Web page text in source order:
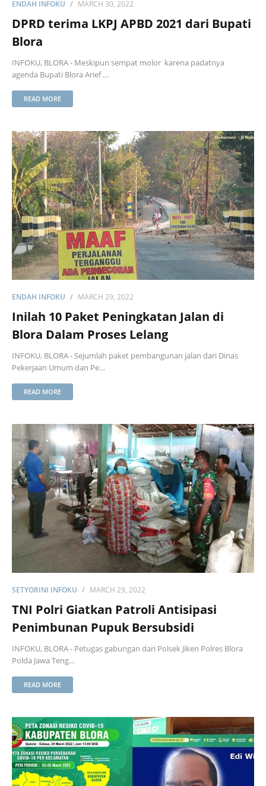
ENDAH INFOKU MARCH 30, 2022
DPRD terima LKPJ APBD 2021 dari Bupati
Blora
INFOKU, BLORA - Meskipun sempat molor karena padatnya
agenda Bupati Blora Arief …
READ MORE
ENDAH INFOKU MARCH 29, 2022
Inilah 10 Paket Peningkatan Jalan di
Blora Dalam Proses Lelang
INFOKU, BLORA - Sejumlah paket pembangunan jalan dari Dinas
Pekerjaan Umum dan Pe…
READ MORE
SETYORINI INFOKU MARCH 29, 2022
TNI Polri Giatkan Patroli Antisipasi
Penimbunan Pupuk Bersubsidi
INFOKU, BLORA - Petugas gabungan dari Polsek Jiken Polres Blora
Polda Jawa Teng…
READ MORE